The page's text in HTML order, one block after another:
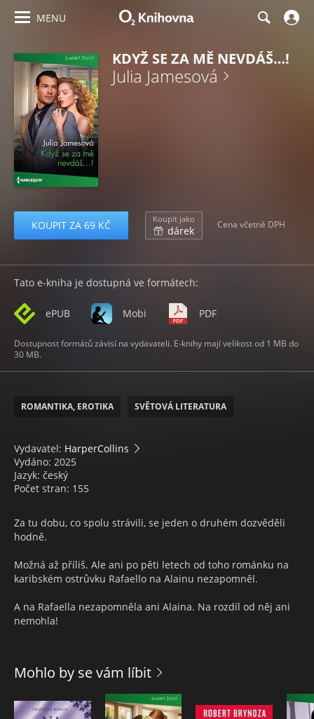
MENU
KDYŽ SE ZA MĚ NEVDÁŠ…!
Julia Jamesová
KOUPIT ZA 69 KČ Koupit jako
dárek Cena včetně DPH
Tato e-kniha je dostupná ve formátech:
ePUB Mobi PDF
Dostupnost formátů závisí na vydavateli. E-knihy mají velikost od 1 MB do
30 MB.
ROMANTIKA, EROTIKA SVĚTOVÁ LITERATURA
Vydavatel: HarperCollins
Vydáno: 2025
Jazyk: český
Počet stran: 155
Za tu dobu, co spolu strávili, se jeden o druhém dozvěděli
hodně.
Možná až příliš. Ale ani po pěti letech od toho románku na
karibském ostrůvku Rafaello na Alainu nezapomněl.
A na Rafaella nezapomněla ani Alaina. Na rozdíl od něj ani
nemohla!
Mohlo by se vám líbit